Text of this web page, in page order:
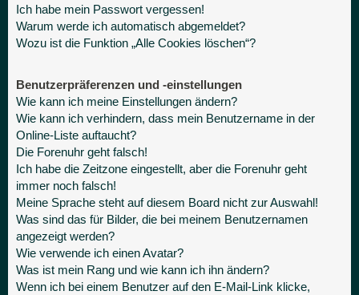
Ich habe mein Passwort vergessen!
Warum werde ich automatisch abgemeldet?
Wozu ist die Funktion „Alle Cookies löschen“?
Benutzerpräferenzen und -einstellungen
Wie kann ich meine Einstellungen ändern?
Wie kann ich verhindern, dass mein Benutzername in der
Online-Liste auftaucht?
Die Forenuhr geht falsch!
Ich habe die Zeitzone eingestellt, aber die Forenuhr geht
immer noch falsch!
Meine Sprache steht auf diesem Board nicht zur Auswahl!
Was sind das für Bilder, die bei meinem Benutzernamen
angezeigt werden?
Wie verwende ich einen Avatar?
Was ist mein Rang und wie kann ich ihn ändern?
Wenn ich bei einem Benutzer auf den E-Mail-Link klicke,